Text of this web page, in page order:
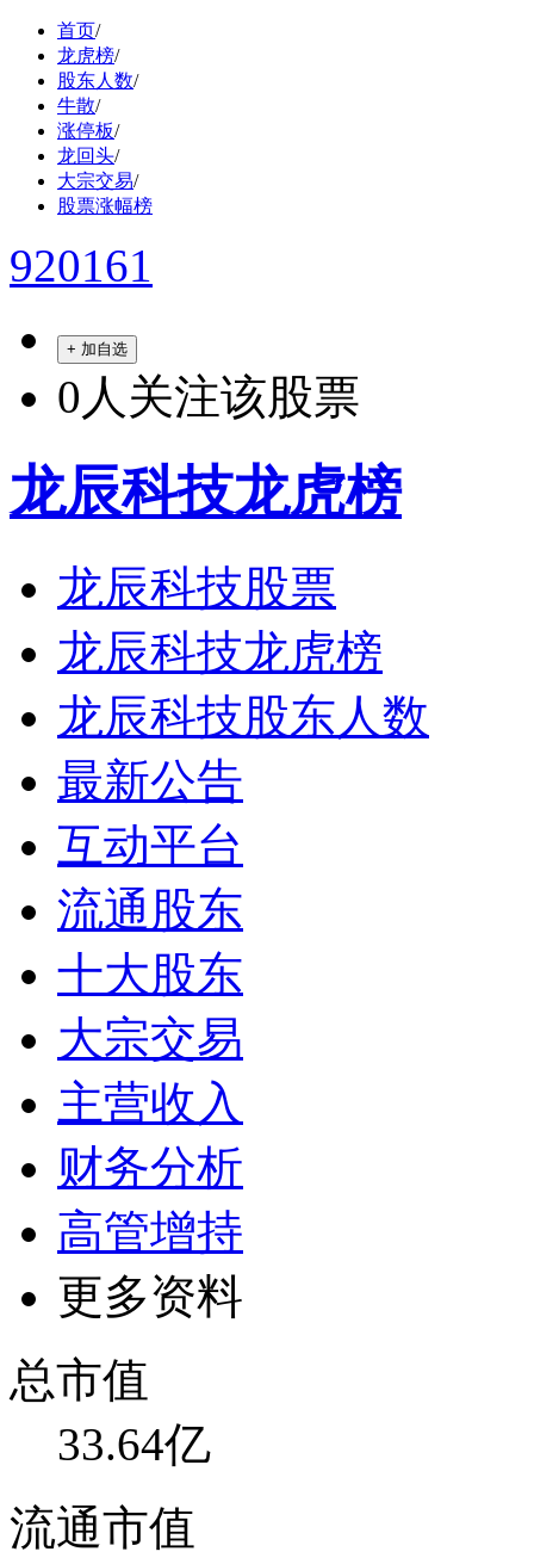
首页/
龙虎榜/
股东人数/
牛散/
涨停板/
龙回头/
大宗交易/
股票涨幅榜
920161
+ 加自选
0 人关注该股票
龙辰科技龙虎榜
龙辰科技股票
龙辰科技龙虎榜
龙辰科技股东人数
最新公告
互动平台
流通股东
十大股东
大宗交易
主营收入
财务分析
高管增持
更多资料
总市值
33.64亿
流通市值